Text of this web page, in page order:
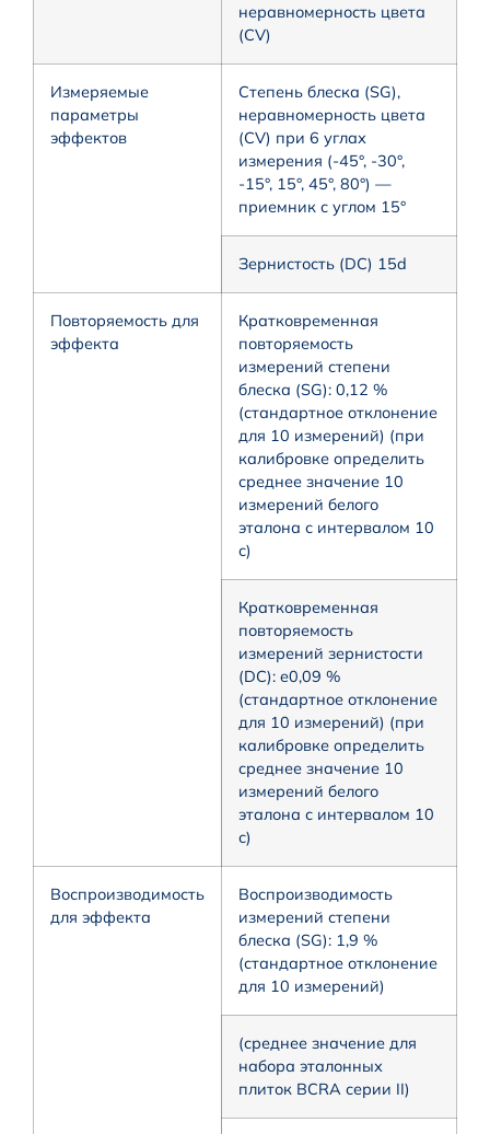
неравномерность цвета
(CV)
Измеряемые
параметры
эффектов
Степень блеска (SG),
неравномерность цвета
(CV) при 6 углах
измерения (-45°, -30°,
-15°, 15°, 45°, 80°) —
приемник с углом 15°
Зернистость (DC) 15d
Повторяемость для
эффекта
Кратковременная
повторяемость
измерений степени
блеска (SG): 0,12 %
(стандартное отклонение
для 10 измерений) (при
калибровке определить
среднее значение 10
измерений белого
эталона с интервалом 10
с)
Кратковременная
повторяемость
измерений зернистости
(DC): e0,09 %
(стандартное отклонение
для 10 измерений) (при
калибровке определить
среднее значение 10
измерений белого
эталона с интервалом 10
с)
Воспроизводимость
для эффекта
Воспроизводимость
измерений степени
блеска (SG): 1,9 %
(стандартное отклонение
для 10 измерений)
(среднее значение для
набора эталонных
плиток BCRA серии II)